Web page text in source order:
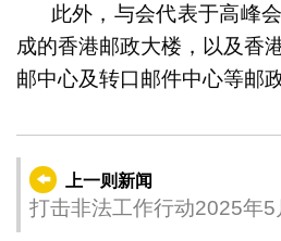
此外，与会代表于高峰
成的香港邮政大楼，以及香
邮中心及转口邮件中心等邮
上一则新闻
打击非法工作行动2025年